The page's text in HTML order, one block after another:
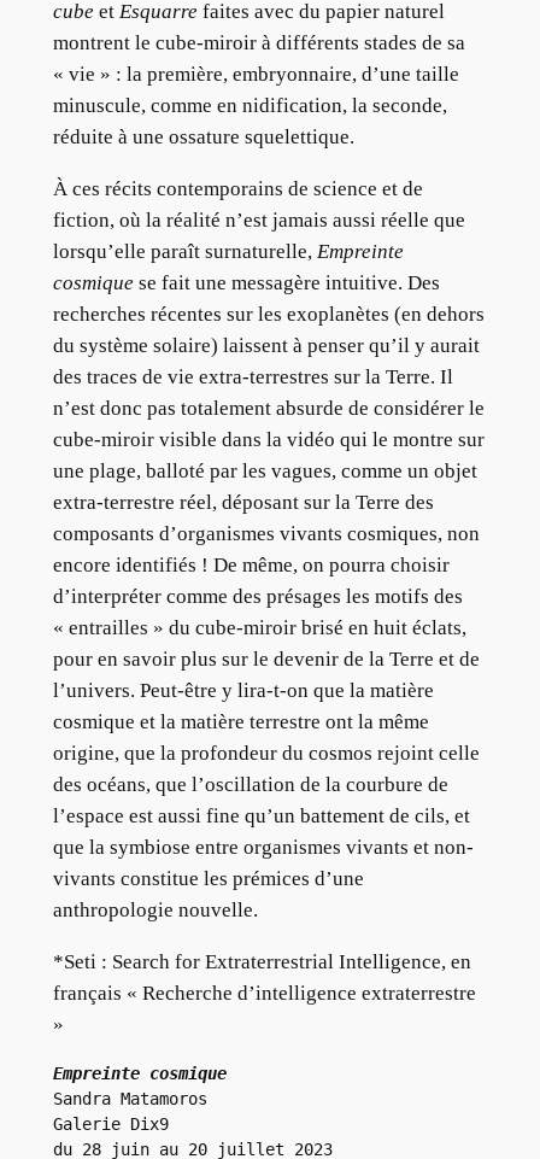
cubeet Esquarrefaites avec du papier naturel
montrent le cube-miroir à différents stades de sa
« vie » : la première, embryonnaire, d’une taille
minuscule, comme en nidification, la seconde,
réduite à une ossature squelettique.
À ces récits contemporains de science et de
fiction, où la réalité n’est jamais aussi réelle que
lorsqu’elle paraît surnaturelle, Empreinte
cosmiquese fait une messagère intuitive. Des
recherches récentes sur les exoplanètes (en dehors
du système solaire) laissent à penser qu’il y aurait
des traces de vie extra-terrestres sur la Terre. Il
n’est donc pas totalement absurde de considérer le
cube-miroir visible dans la vidéo qui le montre sur
une plage, balloté par les vagues, comme un objet
extra-terrestre réel, déposant sur la Terre des
composants d’organismes vivants cosmiques, non
encore identifiés ! De même, on pourra choisir
d’interpréter comme des présages les motifs des
« entrailles » du cube-miroir brisé en huit éclats,
pour en savoir plus sur le devenir de la Terre et de
l’univers. Peut-être y lira-t-on que la matière
cosmique et la matière terrestre ont la même
origine, que la profondeur du cosmos rejoint celle
des océans, que l’oscillation de la courbure de
l’espace est aussi fine qu’un battement de cils, et
que la symbiose entre organismes vivants et non-
vivants constitue les prémices d’une
anthropologie nouvelle.
*Seti : Search for Extraterrestrial Intelligence, en
français « Recherche d’intelligence extraterrestre
»
Empreinte cosmique
Sandra Matamoros
Galerie Dix9
du 28 juin au 20 juillet 2023